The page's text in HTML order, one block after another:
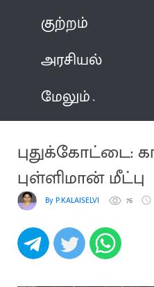
குற்றம்
அரசியல்
மேலும்
புதுக்கோட்டை:
புள்ளிமான் மீட்பு
By P.KALAISELVI 76